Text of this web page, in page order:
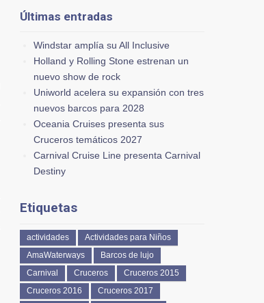
Últimas entradas
Windstar amplía su All Inclusive
Holland y Rolling Stone estrenan un
nuevo show de rock
Uniworld acelera su expansión con tres
nuevos barcos para 2028
Oceania Cruises presenta sus
Cruceros temáticos 2027
Carnival Cruise Line presenta Carnival
Destiny
Etiquetas
actividades
Actividades para Niños
AmaWaterways
Barcos de lujo
Carnival
Cruceros
Cruceros 2015
Cruceros 2016
Cruceros 2017